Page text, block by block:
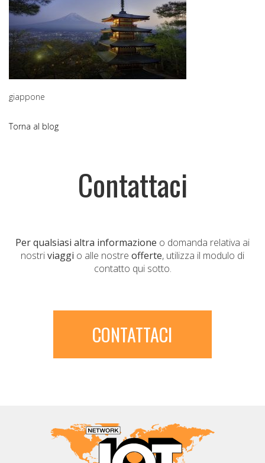
giappone
Torna al blog
Contattaci
Per qualsiasi altra informazione o domanda relativa ai
nostriviaggi o alle nostre offerte, utilizza il modulo di
contatto qui sotto.
CONTATTACI